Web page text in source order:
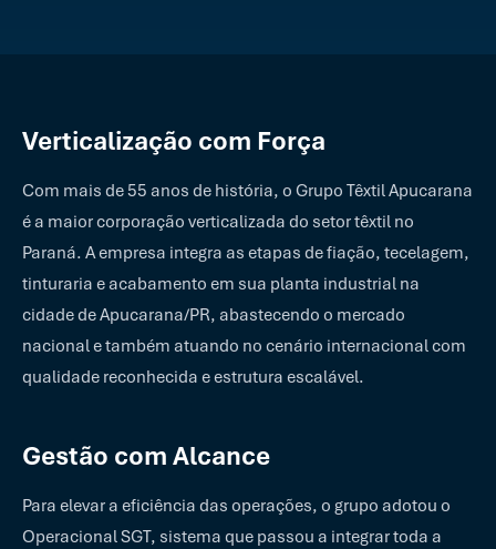
Verticalização com Força
Com mais de 55 anos de história, o Grupo Têxtil Apucarana
é a maior corporação verticalizada do setor têxtil no
Paraná. A empresa integra as etapas de fiação, tecelagem,
tinturaria e acabamento em sua planta industrial na
cidade de Apucarana/PR, abastecendo o mercado
nacional e também atuando no cenário internacional com
qualidade reconhecida e estrutura escalável.
Gestão com Alcance
Para elevar a eficiência das operações, o grupo adotou o
Operacional SGT, sistema que passou a integrar toda a